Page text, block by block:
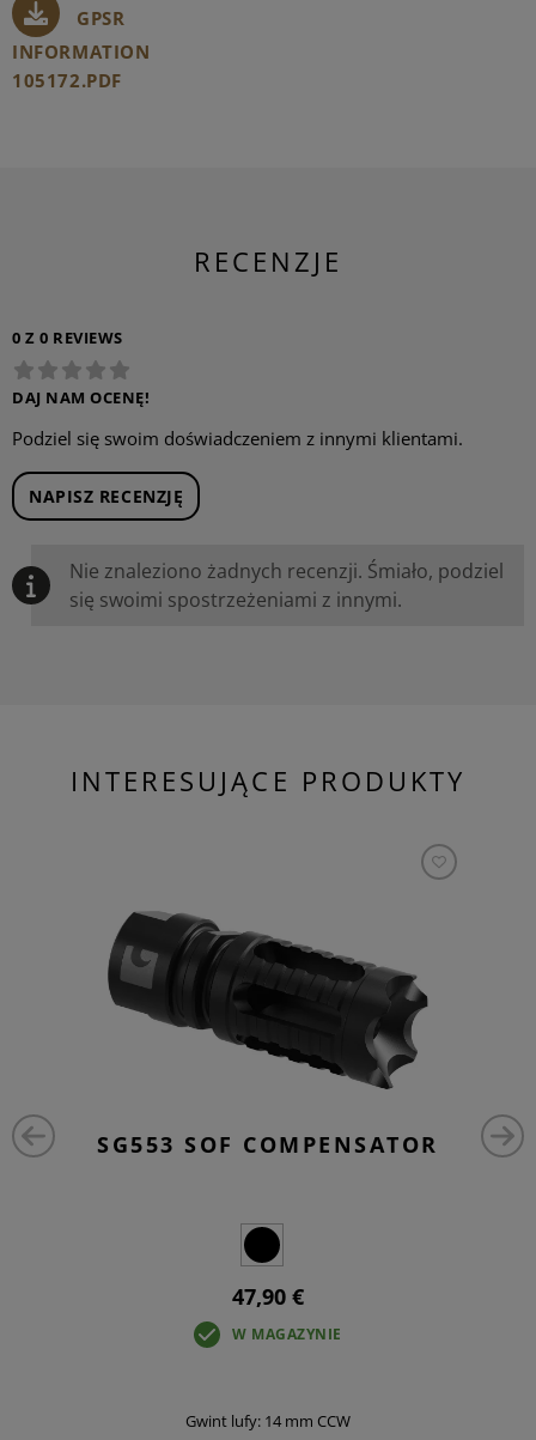
GPSR
INFORMATION
105172.PDF
RECENZJE
0 Z 0 REVIEWS
DAJ NAM OCENĘ!
Podziel się swoim doświadczeniem z innymi klientami.
NAPISZ RECENZJĘ
Nie znaleziono żadnych recenzji. Śmiało, podziel
się swoimi spostrzeżeniami z innymi.
INTERESUJĄCE PRODUKTY
SG553 SOF COMPENSATOR
47,90 €
W MAGAZYNIE
Gwint lufy: 14 mm CCW